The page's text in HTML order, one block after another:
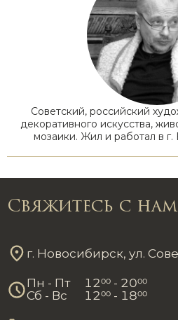
Советский, российский
декоративного искусства,
мозаики. Жил и работал в
Свяжитесь с
г. Новосибирск, ул.
Пн - Пт 1200 - 2000
Сб - Вс
1200 - 1800